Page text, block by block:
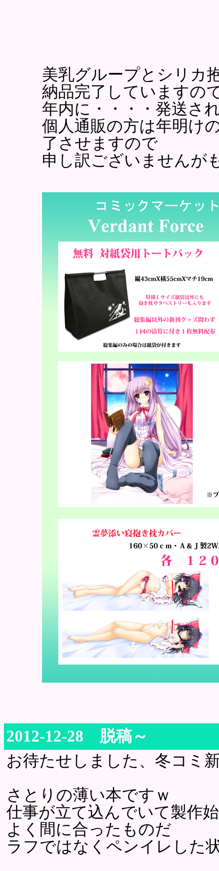
美乳グループとシリカ
納品完了していますの
年内に・・・・発送さ
個人通販の方は年明け
了させますので
申し訳ございませんが
2012-12-28 脱稿～
お待たせしました、冬コミ
さとりの薄い本ですｗ
仕事が立て込んでいて製作
よく間に合ったものだ
ラフではなくペンイレした